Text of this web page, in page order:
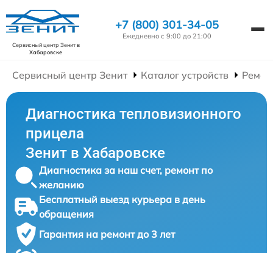
Сервисный центр Зенитв
Хабаровске
+7 (800) 301-34-05
Ежедневно с 9:00 до 21:00
Сервисный центр Зенит Каталог устройств
Диагностика тепловизионного
прицела
Зенит в Хабаровске
Диагностика за наш счет, ремонт по
желанию
Бесплатный выезд курьера в день
обращения
Гарантия на ремонт до 3 лет